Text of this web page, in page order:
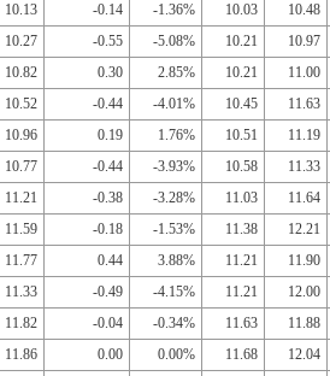
10.13 -0.14 -1.36% 10.03 10.48
10.27 -0.55 -5.08% 10.21 10.97
10.82 0.30 2.85% 10.21 11.00
10.52 -0.44 -4.01% 10.45 11.63
10.96 0.19 1.76% 10.51 11.19
10.77 -0.44 -3.93% 10.58 11.33
11.21 -0.38 -3.28% 11.03 11.64
11.59 -0.18 -1.53% 11.38 12.21
11.77 0.44 3.88% 11.21 11.90
11.33 -0.49 -4.15% 11.21 12.00
11.82 -0.04 -0.34% 11.63 11.88
11.86 0.00 0.00% 11.68 12.04